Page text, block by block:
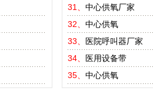
31、 中心供氧厂家
32、 中心供氧
33、
医院呼叫器厂家
34、
医用设备带
35、 中心供氧